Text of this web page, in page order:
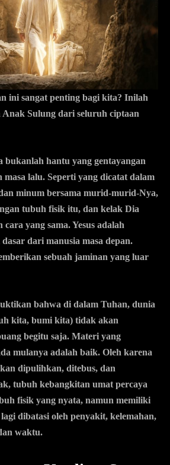
ini sangat penting bagi kita? Inilah
Anak Sulung dari seluruh ciptaan
bukanlah hantu yang gentayangan
masa lalu. Seperti yang dicatat dalam
minum bersama murid-murid-Nya,
tubuh fisik itu, dan kelak Dia
cara yang sama.Yesus adalah
dari manusia masa depan.
sebuah jaminan yang luar
bahwa di dalam Tuhan, dunia
kita, bumi kita) tidak akan
begitu saja. Materi yang
mulanya adalah baik. Oleh karena
dipulihkan, ditebus, dan
tubuh kebangkitan umat percaya
fisik yang nyata, namun memiliki
dibatasi oleh penyakit, kelemahan,
waktu.